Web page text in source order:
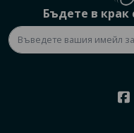
Бъдете в